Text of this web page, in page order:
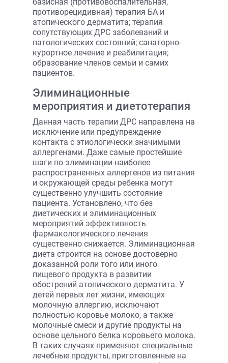
противорецидивная) терапия БА и
атопического дерматита; терапия
сопутствующих ДРС заболеваний и
патологических состояний; санаторно-
курортное лечение и реабилитация;
образование членов семьи и самих
пациентов.
Элиминационные
мероприятия и диетотерапия
Данная часть терапии ДРС направлена на
исключение или предупреждение
контакта с этиологически значимыми
аллергенами. Даже самые простейшие
шаги по элиминации наиболее
распространенных аллергенов из питания
и окружающей среды ребенка могут
существенно улучшить состояние
пациента. Установлено, что без
диетических и элиминационных
мероприятий эффективность
фармакологического лечения
существенно снижается. Элиминационная
диета строится на основе достоверно
доказанной роли того или иного
пищевого продукта в развитии
обострений атопического дерматита. У
детей первых лет жизни, имеющих
молочную аллергию, исключают
полностью коровье молоко, а также
молочные смеси и другие продукты на
основе цельного белка коровьего молока.
В таких случаях применяют специальные
лечебные продукты, приготовленные на